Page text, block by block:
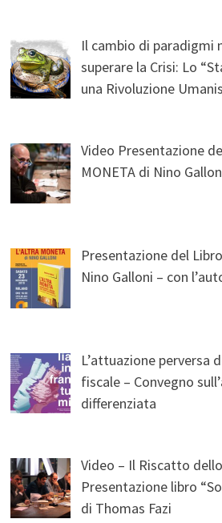
Il cambio di paradigmi
superare la Crisi: Lo
una Rivoluzione
Video Presentazione
MONETA di Nino
Presentazione del
Nino Galloni – con
L’attuazione perversa
fiscale – Convegno
differenziata
Video – Il Riscatto
Presentazione libro
di Thomas Fazi